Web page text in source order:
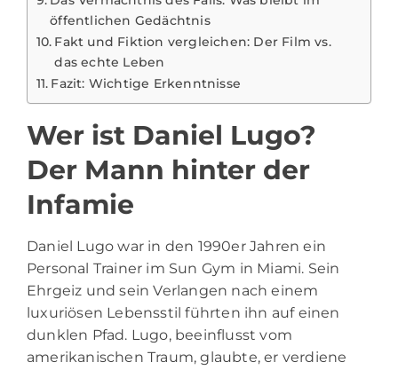
öffentlichen Gedächtnis
Fakt und Fiktion vergleichen: Der Film vs.
das echte Leben
Fazit: Wichtige Erkenntnisse
Wer ist Daniel Lugo?
Der Mann hinter der
Infamie
Daniel Lugo war in den 1990er Jahren ein
Personal Trainer im Sun Gym in Miami. Sein
Ehrgeiz und sein Verlangen nach einem
luxuriösen Lebensstil führten ihn auf einen
dunklen Pfad. Lugo, beeinflusst vom
amerikanischen Traum, glaubte, er verdiene